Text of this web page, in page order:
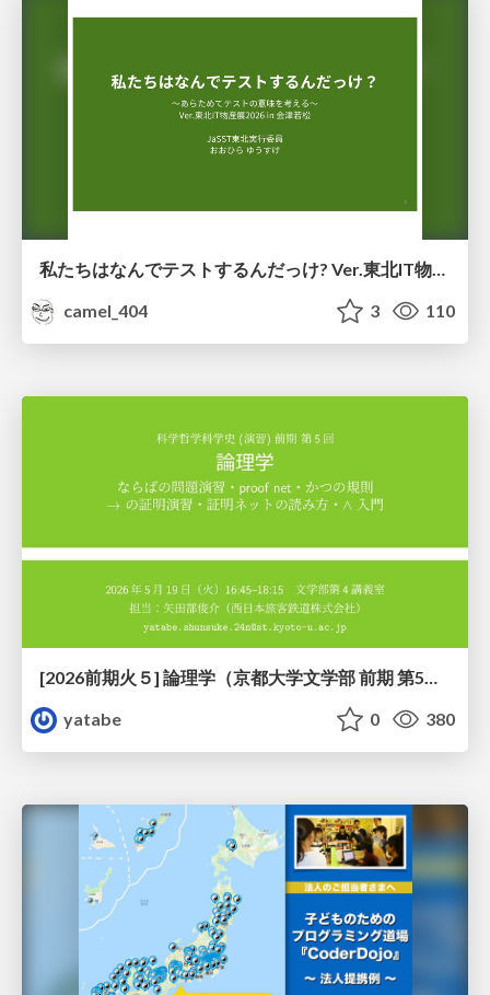
私たちはなんでテストするんだっけ? Ver.東北IT物産展2026 in 会津若松
camel_404
3 110
yatabe
0 380